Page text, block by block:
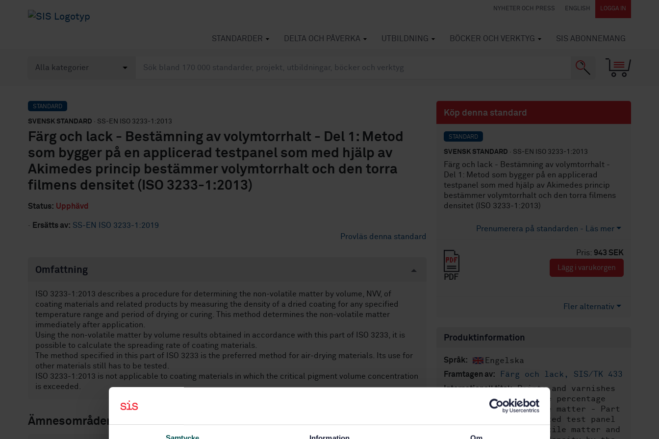
NYHETER OCH PRESS ENGLISH LOGGA IN
STANDARDER DELTA OCH PÅVERKA UTBILDNING BÖCKER OCH VERKTYG SIS ABONNEMANG
STANDARD
SVENSK STANDARD · SS-EN ISO 3233-1:2013
Färg och lack - Bestämning av volymtorrhalt - Del 1: Metod
som bygger på en applicerad testpanel som med hjälp av
Akimedes princip bestämmer volymtorrhalt och den torra
filmens densitet (ISO 3233-1:2013)
Status: Upphävd
· Ersätts av: SS-EN ISO 3233-1:2019
Provläs denna standard
Omfattning
ISO 3233-1:2013 describes a procedure for determining the non-volatile matter by volume, NVV, of
coating materials and related products by measuring the density of a dried coating for any specified
temperature range and period of drying or curing. This method determines the non-volatile matter
immediately after application.
Using the non-volatile matter by volume results obtained in accordance with this part of ISO 3233, it is
possible to calculate the spreading rate of coating materials.
The method specified in this part of ISO 3233 is the preferred method for air-drying materials. Its use for
other materials still has to be tested.
ISO 3233-1:2013 is not applicable to coating materials in which the critical pigment volume concentration
is exceeded.
Ämnesområden
Köp denna standard
STANDARD
SVENSK STANDARD · SS-EN ISO 3233-1:2013
Färg och lack - Bestämning av volymtorrhalt -
Del 1: Metod som bygger på en applicerad
testpanel som med hjälp av Akimedes princip
bestämmer volymtorrhalt och den torra filmens
densitet (ISO 3233-1:2013)
Prenumerera på standarden - Läs mer
Pris: 943 SEK
PDF
Lägg i varukorgen
Fler alternativ
Produktinformation
Språk: Engelska
Framtagen av: Färg och lack, SIS/TK 433
Internationell titel:Paints and varnishes
- Determination of the percentage
volume of non-volatile matter - Part
1: Method using a coated test panel
to determine non-volatile matter and